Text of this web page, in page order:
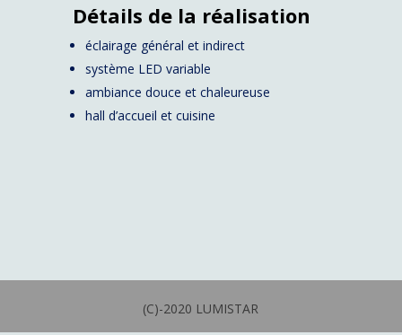
Détails de la réalisation
éclairage général et indirect
système LED variable
ambiance douce et chaleureuse
hall d’accueil et cuisine
(C)-2020 LUMISTAR